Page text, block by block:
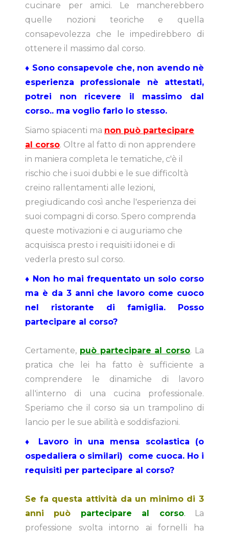
cucinare per amici. Le mancherebbero
quelle nozioni teoriche e quella
consapevolezza che le impedirebbero di
ottenere il massimo dal corso.
♦ Sono consapevole che, non avendo nè
esperienza professionale nè attestati,
potrei non ricevere il massimo dal
corso.. ma voglio farlo lo stesso.
Siamo spiacenti ma non può partecipare
al corso. Oltre al fatto di non apprendere
in maniera completa le tematiche, c'è il
rischio che i suoi dubbi e le sue difficoltà
creino rallentamenti alle lezioni,
pregiudicando così anche l'esperienza dei
suoi compagni di corso. Spero comprenda
queste motivazioni e ci auguriamo che
acquisisca presto i requisiti idonei e di
vederla presto sul corso.
♦ Non ho mai frequentato un solo corso
ma è da 3 anni che lavoro come cuoco
nel ristorante di famiglia. Posso
partecipare al corso?
Certamente, può partecipare al corso. La
pratica che lei ha fatto è sufficiente a
comprendere le dinamiche di lavoro
all'interno di una cucina professionale.
Speriamo che il corso sia un trampolino di
lancio per le sue abilità e soddisfazioni.
♦ Lavoro in una mensa scolastica (o
ospedaliera o similari) come cuoca. Ho i
requisiti per partecipare al corso?
Se fa questa attività da un minimo di 3
anni può partecipare al corso. La
professione svolta intorno ai fornelli ha